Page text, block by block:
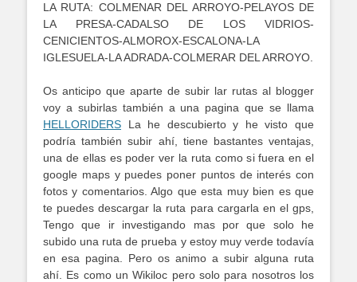
LA RUTA: COLMENAR DEL ARROYO-PELAYOS DE
LA PRESA-CADALSO DE LOS VIDRIOS-
CENICIENTOS-ALMOROX-ESCALONA-LA
IGLESUELA-LA ADRADA-COLMERAR DEL ARROYO.
Os anticipo que aparte de subir lar rutas al blogger
voy a subirlas también a una pagina que se llama
HELLORIDERS La he descubierto y he visto que
podría también subir ahí, tiene bastantes ventajas,
una de ellas es poder ver la ruta como si fuera en el
google maps y puedes poner puntos de interés con
fotos y comentarios. Algo que esta muy bien es que
te puedes descargar la ruta para cargarla en el gps,
Tengo que ir investigando mas por que solo he
subido una ruta de prueba y estoy muy verde todavía
en esa pagina. Pero os animo a subir alguna ruta
ahí. Es como un Wikiloc pero solo para nosotros los